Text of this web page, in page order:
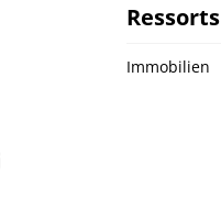
Ressorts
Immobilien